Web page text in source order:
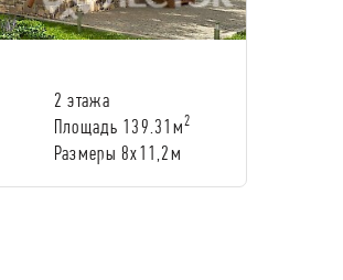
2 этажа
Площадь 139.31м2
Размеры 8х11,2м